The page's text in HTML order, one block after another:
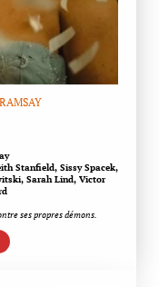
Stanfield, Sissy Spacek,
Sarah Lind, Victor
ses propres démons.